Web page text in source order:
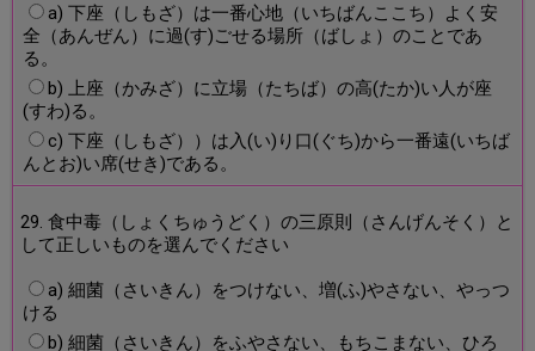
a) 下座（しもざ）は一番心地（いちばんここち）よく安
全（あんぜん）に過(す)ごせる場所（ばしょ）のことであ
る。
b) 上座（かみざ）に立場（たちば）の高(たか)い人が座
(すわ)る。
c) 下座（しもざ））は入(い)り口(ぐち)から一番遠(いちば
んとお)い席(せき)である。
29. 食中毒（しょくちゅうどく）の三原則（さんげんそく）と
して正しいものを選んでください
a) 細菌（さいきん）をつけない、増(ふ)やさない、やっつ
ける
b) 細菌（さいきん）をふやさない、もちこまない、ひろ